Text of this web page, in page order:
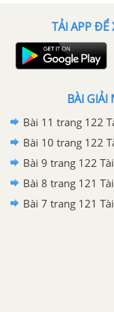
TẢI APP ĐỂ
BÀI GIẢI